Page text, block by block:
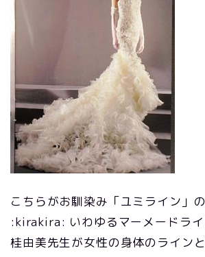
こちらがお馴染み「ユミライン」
:kirakira: いわゆるマーメードライ
桂由美先生が女性の身体のライン